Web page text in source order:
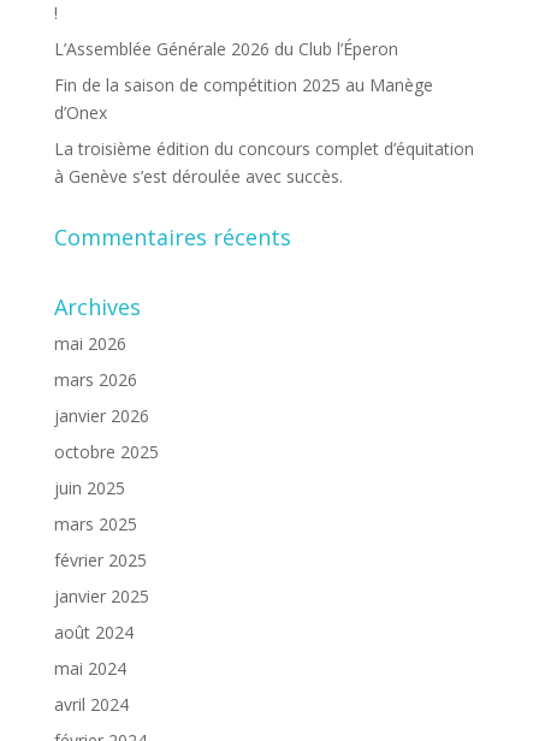
!
L’Assemblée Générale 2026 du Club l’Éperon
Fin de la saison de compétition 2025 au Manège
d’Onex
La troisième édition du concours complet d’équitation
à Genève s’est déroulée avec succès.
Commentaires récents
Archives
mai 2026
mars 2026
janvier 2026
octobre 2025
juin 2025
mars 2025
février 2025
janvier 2025
août 2024
mai 2024
avril 2024